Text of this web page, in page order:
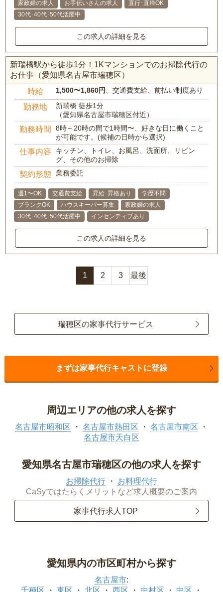
家政婦の求人
お手伝いさんの求人
直行･直帰OK
30代･40代･50代活躍中
この求人の詳細を見る
新瑞橋駅から徒歩1分！1Kマンションでのお掃除代行の
お仕事（愛知県名古屋市瑞穂区）
時給 1,500〜1,860円、交通費支給、前払い制度あり
勤務地
新瑞橋 徒歩1分
（愛知県名古屋市瑞穂区付近）
勤務時間
8時～20時の間で1時間〜、好きな日に働くこと
が可能です。(候補の日時から選択)
仕事内容
キッチン、トイレ、お風呂、洗面所、リビン
グ、その他のお掃除
契約形態 業務委託
週1〜OK 交通費支給 昇給･昇格あり
学歴不問
ブランクOK
ハウスキーパー募集
家政婦の求人
30代･40代･50代活躍中
インセンティブあり
この求人の詳細を見る
1 2 3 最後
瑞穂区の家事代行サービス
まずは家事代行キャストに登録
周辺エリアの他の求人を探す
名古屋市昭和区 名古屋市熱田区
名古屋市南区
名古屋市天白区
愛知県名古屋市瑞穂区の他の求人を探す
お掃除代行
お料理代行
CaSyではたらくメリットなど求人概要のご案内
家事代行求人TOP
愛知県内の市区町村から探す
名古屋市: